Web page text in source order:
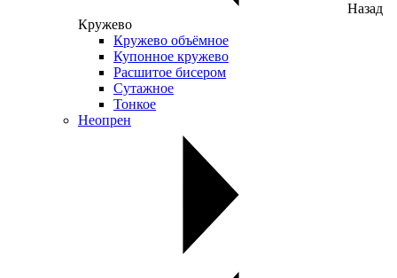
Назад
Кружево
Кружево объёмное
Купонное кружево
Расшитое бисером
Сутажное
Тонкое
Неопрен